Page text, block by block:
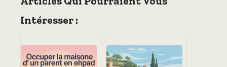
Intéresser :